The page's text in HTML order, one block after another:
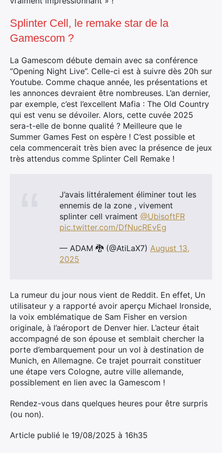
Splinter Cell, le remake star de la
Gamescom ?
La Gamescom débute demain avec sa conférence
“Opening Night Live”. Celle-ci est à suivre dès 20h sur
Youtube. Comme chaque année, les présentations et
les annonces devraient être nombreuses. L’an dernier,
par exemple, c’est l’excellent Mafia : The Old Country
qui est venu se dévoiler. Alors, cette cuvée 2025
sera-t-elle de bonne qualité ? Meilleure que le
Summer Games Fest on espère ! C’est possible et
cela commencerait très bien avec la présence de jeux
très attendus comme Splinter Cell Remake !
J’avais littéralement éliminer tout les
ennemis de la zone , vivement
splinter cell vraiment ⁦ @UbisoftFR
pic.twitter.com/DfNucREvEg
— ADAM 🐉 (@AtiLaX7) August 13,
2025
La rumeur du jour nous vient de Reddit. En effet, Un
utilisateur y a rapporté avoir aperçu Michael Ironside,
la voix emblématique de Sam Fisher en version
originale, à l’aéroport de Denver hier. L’acteur était
accompagné de son épouse et semblait chercher la
porte d’embarquement pour un vol à destination de
Munich, en Allemagne. Ce trajet pourrait constituer
une étape vers Cologne, autre ville allemande,
possiblement en lien avec la Gamescom !
Rendez-vous dans quelques heures pour être surpris
(ou non).
Article publié le 19/08/2025 à 16h35
Rechercher